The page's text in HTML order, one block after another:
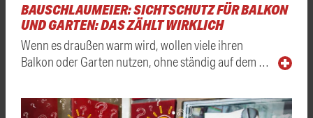
BAUSCHLAUMEIER: SICHTSCHUTZ FÜR BALKON
UND GARTEN: DAS ZÄHLT WIRKLICH
Wenn es draußen warm wird, wollen viele ihren
Balkon oder Garten nutzen, ohne ständig auf dem …